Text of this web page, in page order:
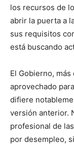
los recursos de
abrir la puerta a
sus requisitos
está buscando
El Gobierno,
aprovechado
difiere
versión anterior.
profesional de
por desempleo,